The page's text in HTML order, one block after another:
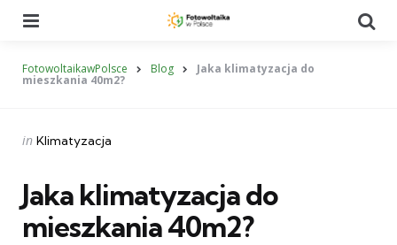
FotowoltaikawPolsce Blog Jaka klimatyzacja do
mieszkania 40m2?
Categories
Posted
in Klimatyzacja
Jaka klimatyzacja do
mieszkania 40m2?